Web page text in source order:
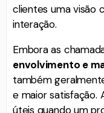
clientes uma visão
interação.
Embora as
envolvimento e
também
e maior satisfação.
úteis quando um